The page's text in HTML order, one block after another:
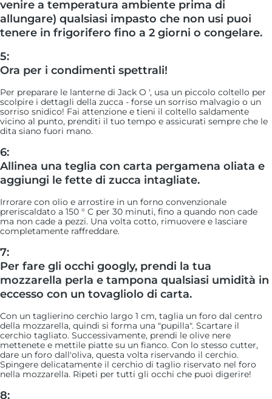
venire a temperatura ambiente prima di
allungare) qualsiasi impasto che non usi puoi
tenere in frigorifero fino a 2 giorni o congelare.
5:
Ora per i condimenti spettrali!
Per preparare le lanterne di Jack O ', usa un piccolo coltello per
scolpire i dettagli della zucca - forse un sorriso malvagio o un
sorriso snidico! Fai attenzione e tieni il coltello saldamente
vicino al punto, prenditi il ​​tuo tempo e assicurati sempre che le
dita siano fuori mano.
6:
Allinea una teglia con carta pergamena oliata e
aggiungi le fette di zucca intagliate.
Irrorare con olio e arrostire in un forno convenzionale
preriscaldato a 150 ° C per 30 minuti, fino a quando non cade
ma non cade a pezzi. Una volta cotto, rimuovere e lasciare
completamente raffreddare.
7:
Per fare gli occhi googly, prendi la tua
mozzarella perla e tampona qualsiasi umidità in
eccesso con un tovagliolo di carta.
Con un taglierino cerchio largo 1 cm, taglia un foro dal centro
della mozzarella, quindi si forma una "pupilla". Scartare il
cerchio tagliato. Successivamente, prendi le olive nere
mettenete e mettile piatte su un fianco. Con lo stesso cutter,
dare un foro dall'oliva, questa volta riservando il cerchio.
Spingere delicatamente il cerchio di taglio riservato nel foro
nella mozzarella. Ripeti per tutti gli occhi che puoi digerire!
8: